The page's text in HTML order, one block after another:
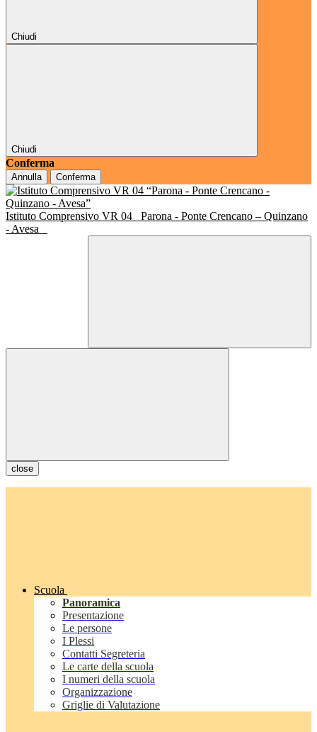
Chiudi
Chiudi
Conferma
Annulla Conferma
Istituto Comprensivo VR 04
Parona - Ponte Crencano – Quinzano
- Avesa
close
Scuola
Panoramica
Presentazione
Le persone
I Plessi
Contatti Segreteria
Le carte della scuola
I numeri della scuola
Organizzazione
Griglie di Valutazione